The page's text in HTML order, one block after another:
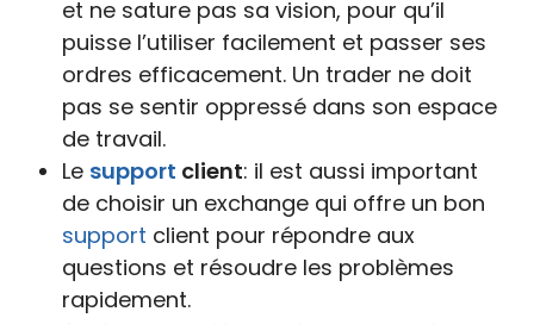
et ne sature pas sa vision, pour qu’il
puisse l’utiliser facilement et passer ses
ordres efficacement. Un trader ne doit
pas se sentir oppressé dans son espace
de travail.
Le support client: il est aussi important
de choisir un exchange qui offre un bon
support client pour répondre aux
questions et résoudre les problèmes
rapidement.